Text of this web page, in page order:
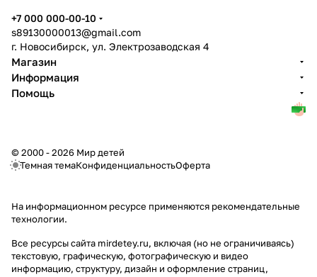
+7 000 000-00-10
s89130000013@gmail.com
г. Новосибирск, ул. Электрозаводская 4
Магазин
Информация
Помощь
© 2000 - 2026 Мир детей
Темная темаКонфиденциальностьОферта
На информационном ресурсе применяются рекомендательные
технологии.
Все ресурсы сайта mirdetey.ru, включая (но не ограничиваясь)
текстовую, графическую, фотографическую и видео
информацию, структуру, дизайн и оформление страниц,